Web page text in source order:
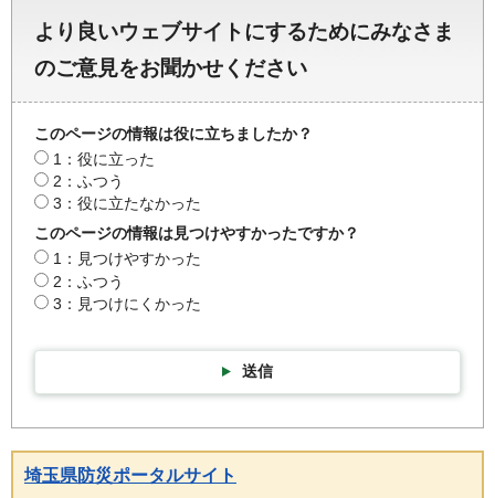
より良いウェブサイトにするためにみなさま
のご意見をお聞かせください
このページの情報は役に立ちましたか？
1：役に立った
2：ふつう
3：役に立たなかった
このページの情報は見つけやすかったですか？
1：見つけやすかった
2：ふつう
3：見つけにくかった
送信
埼玉県防災ポータルサイト